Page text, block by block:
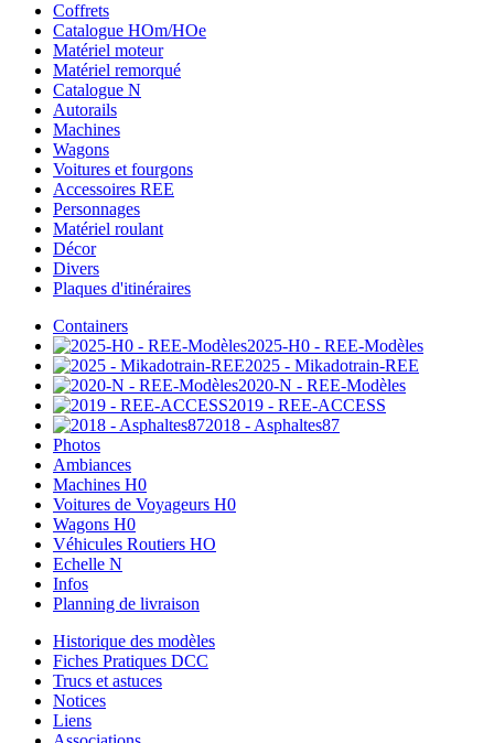
Coffrets
Catalogue HOm/HOe
Matériel moteur
Matériel remorqué
Catalogue N
Autorails
Machines
Wagons
Voitures et fourgons
Accessoires REE
Personnages
Matériel roulant
Décor
Divers
Plaques d'itinéraires
Containers
2025-H0 - REE-Modèles
2025 - Mikadotrain-REE
2020-N - REE-Modèles
2019 - REE-ACCESS
2018 - Asphaltes87
Photos
Ambiances
Machines H0
Voitures de Voyageurs H0
Wagons H0
Véhicules Routiers HO
Echelle N
Infos
Planning de livraison
Historique des modèles
Fiches Pratiques DCC
Trucs et astuces
Notices
Liens